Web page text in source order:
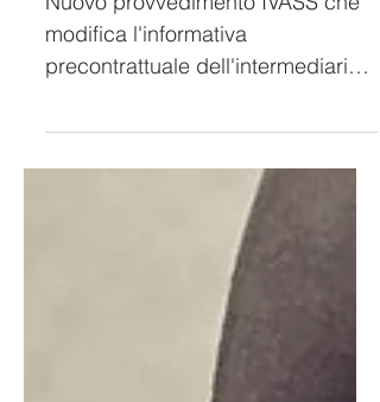
Nuovo provvedimento IVASS che
modifica l'informativa
assicurativo.